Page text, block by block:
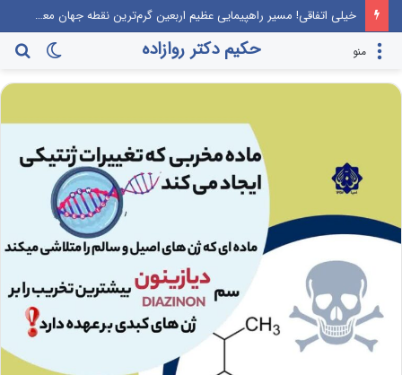
خیلی اتفاقی! مسیر راهپیمایی عظیم اربعین گرم‌ترین نقطه جهان معرفی می‌شود!
تغییر
پوسته
حکیم دکتر روازاده منو